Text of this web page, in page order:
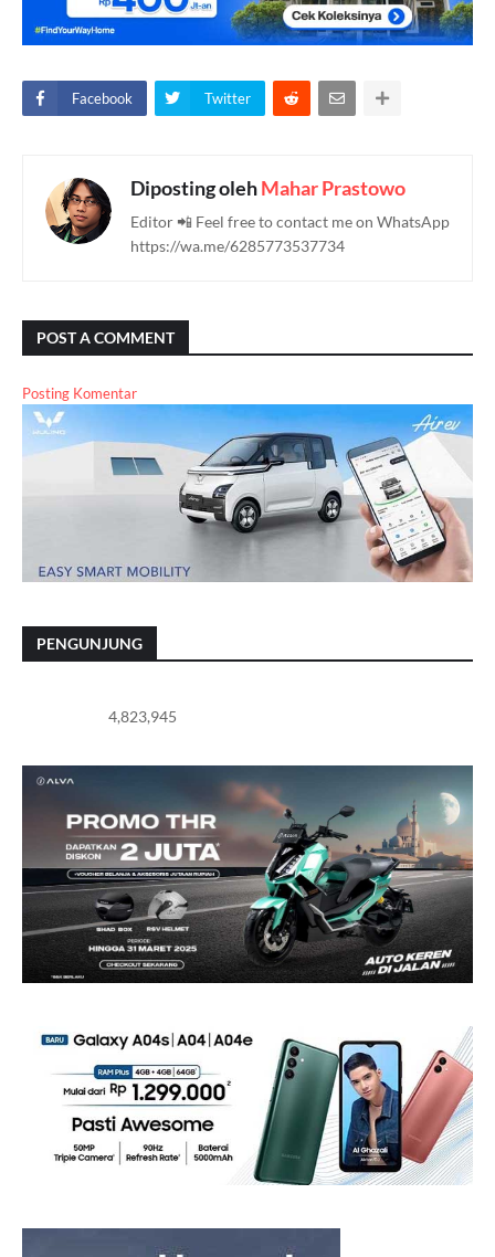
Facebook Twitter
Diposting olehMahar Prastowo
Editor 📲 Feel free to contact me on WhatsApp
https://wa.me/6285773537734
POST A COMMENT
Posting Komentar
PENGUNJUNG
4,823,945